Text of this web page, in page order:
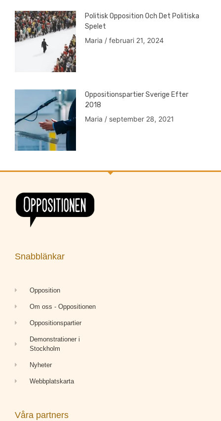
Politisk Opposition Och Det Politiska
Spelet
Maria
februari 21, 2024
Oppositionspartier Sverige Efter
2018
Maria
september 28, 2021
Snabblänkar
Opposition
Om oss - Oppositionen
Oppositionspartier
Demonstrationer i
Stockholm
Nyheter
Webbplatskarta
Våra partners